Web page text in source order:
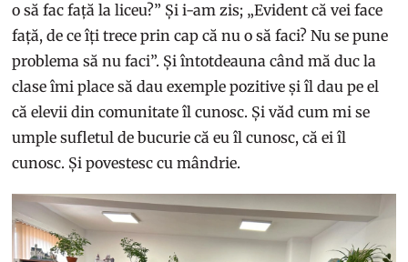
o să fac față la liceu?” Și i-am zis; „Evident că vei face
față, de ce îți trece prin cap că nu o să faci? Nu se pune
problema să nu faci”. Și întotdeauna când mă duc la
clase îmi place să dau exemple pozitive și îl dau pe el
că elevii din comunitate îl cunosc. Și văd cum mi se
umple sufletul de bucurie că eu îl cunosc, că ei îl
cunosc. Și povestesc cu mândrie.